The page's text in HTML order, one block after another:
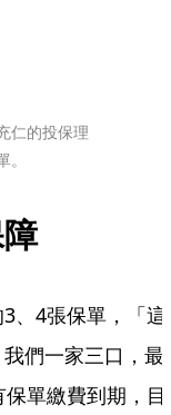
仁的投保理
、4張保單，「這
們一家三口，最
單繳費到期，目